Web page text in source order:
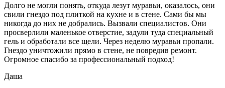
Долго не могли понять, откуда лезут муравьи, оказалось, они
свили гнездо под плиткой на кухне и в стене. Сами бы мы
никогда до них не добрались. Вызвали специалистов. Они
просверлили маленькое отверстие, задули туда специальный
гель и обработали все щели. Через неделю муравьи пропали.
Гнездо уничтожили прямо в стене, не повредив ремонт.
Огромное спасибо за профессиональный подход!
Даша